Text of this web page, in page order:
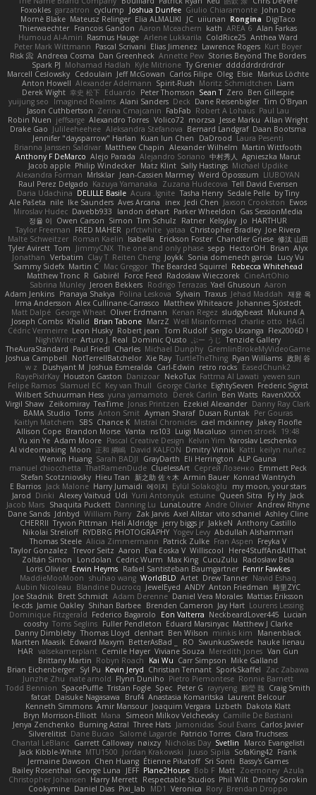
Foxokles garzatron cyclump Joshua Dunfee Giulio Chiaramonte John Doe
Mornè Blake Mateusz Relinger Elia ALMALIKI JC uiiunan Rongina DigiTaco
Thierwaechter Francois Gandon Aaron Mceachern kath AREA 6 Alan Farkas
Humoud Al-Amiri Rasmus Hauge Arlene Lukkarila ColdRice25 Anthea Ward
Peter Mark Wittmann Pascal Scrivani Elias Jimenez Lawrence Rogers Kurt Boyer
Risk 📀 Andreea Cosma Dan Greenheck Annette Pew Stories Beyond The Borders
Spark PJ Mohamad Hadlah Kyle Mitrione Ty Grenier dddddrdrdrdrdr
Marcell Ceslowsky Cedoulain Jeff McGowan Carlos Filipe Oleg Elsie Markus Löchte
Anton Howell Alexander Adelmann Spirit-Rush Moritz Schmidtchen Liam
Derek Wight 幸史 松下 Eduardo Peter Thomson Sean T Zero Ben Gillespie
yuijung seo
Imagined Realms Alani Sanders Deck Dane Reisenbigler Tim O'Bryan
Jason Cuthbertson Zerina Cmajcanin FabFab Robert A Lohaus Paul Lau
Robin Nuen jeffsarge Alexandro Torres Volico72 morzsa Jesse Marku Allan Wright
Drake Gao Julileeheehee Aleksandra Stefanova Bernard Landgraf Daan Bootsma
Jennifer "daysparrow" Harlan Kuan lun Chen DaDrood Laura Pesenti
Brianna Janssen Saldivar Matthew Chapin Alexander Wilhelm Martin Wittfooth
Anthony F DeMarco Alejo Parada Alejandro Soriano 中村秀人
Agnieszka Marut
Jacob apple Philip Windecker Matz Klint Sally Hastings Michael Updike
Alexandra Forman MrIsklar Jean-Cassien Marmey Weird Oposssum LIUBOYAN
Raul Perez Delgado Kazuya Yamanaka Zuzana Hudecova Tell David Evensen
Daria Udachina DELILLE Basile Acura .Ignite Tasha Henry Sedale Pelle by Tiny
Ale Pašeta nile Ike Saunders Aves Arcana inex Jedi Chen Jaxson Crookston Ewos
Miroslav Hudec Davebb933 landon dehart Parker Wheeldon Gas SessionMedia
정율 이 Owen Carson Simon Tim Schulz Ratner KelsyJay Jo HARTHUR
Taylor Freeman FRED MAHER prfctwhite yataa Christopher Bradley Joe Rivera
Malte Schweitzer Roman Kaelin Isabella Erickson Foster Chandler Griese 修汰 山田
Tyler Avirett Tom JimmyCNX The one and only phase sepp HectorOH Brian Alyx
Jonathan Verbatim Clay T Reiten Cheng Joykk Sonia domenech garcia
Lucy Vu
Sammy Sidefx Martin C Mac Greggor The Bearded Squirrel Rebecca Whitehead
Matthew Tronc R Gabirél Force Feed Radosław Wieczorek CineArtOhio
Sabrina Munley Jeroen Bekkers Rodrigo Terrazas Yael Ghusoun Aaron
Adam Jenkins Pranaya Shakya Polina Leskova Sylvain Traxus Jehad Maddah 재윤 옥
Irma Andersson Alex Cullinane-Carrasco Matthew Whiteacre Johannes Sjöstedt
Matt Dalpé George Wheat Oliver Erdmann Kenan Regez sludgybeast Mukund A
Joseph Combs Khalid Brian Tabone MarzZ Well Misinformed charlie otto HAGI
Cédric Vermeirre Leon Husky Robert jean Tom Rudolf Sergio Uscanga Flex2006D !
NightWriter Arturo J. Real Dominic Qusto ぶー うじ
Tenzide Gallery
TheAuraStandard Paul Friedl Charles Michael Dunphy GremlinBrokeMyVideoGame
Joshua Campbell
NotTerrellBatchelor Xie Ray TurtleTheThing Ryan Williams 政則 谷
w z
Dushyant M Joshua Esmeralda Carl-Edwin retro rocks EasedChunk2
RayePixlrKay Houston Gaston Danizoar NekoTux Fattma Al Lawati yewen sun
Felipe Ramos Slamuel EC Key van Thull George Clarke EightySeven Frederic Sigrist
Wilbert Schuurman Hess yuna yamamoto Derek Carlin Ben Watts RavenXXXX
Virgil Shaw Zeikomiray TeaTime Jonas Printzen Ezekiel Alexander Danny Ray Clark
BAMA Studio Toms Anton Smit Ayman Sharaf Dusan Runtak Per Gouras
Kaitlyn Matchem
SBS Chance K Mistral Chronicles cael mckinney Jakey Floofle
Allison Cope Brandon Morse Vanta ns103 Luigi Macaluso simen stroek 19:48
Yu xin Ye Adam Moore Pascal Creative Design Kelvin Yim Yaroslav Leschenko
AI videomaking Moon 正和 綱嶋 David KALFON Dmitry Vinnik Katti keilyn nuñez
Wenxin Huang Sarah BADJI GrayDarth Eli Herrington ALP Gauna
manuel chiocchetta ThatRamenDude CluelessArt Cергей Лозенко Emmett Peck
Stefan Scotzniovsky Hieu Tran 新之助 佐々木 Armin Bauer Konrad Wantrych
E Barrios Jack Malone Harry Jumaidi 에이지 Eylül Solakoğlu
my moon, your stars
Jarod Dinki Alexey Vaitvud Udi Yurii Antonyuk estuine Queen Sitra Fy Hy Jack
Jacob Mars Shaquita Puckett Danning Lu LunaLoutre Andre Olivier Andrew Rhyne
Dane Sands Jdnbyd William Parry Zak Jarvis Axel Allstar vito schaniel Ashley Cline
CHERRII Tryvon Pittman Heli Aldridge jerry biggs jr JakkeN Anthony Castillo
Nikolai Strelioff RYDBRG PHOTOGRAPHY Yogev Levy Abdullah Alshammari
Thomas Steele Alicia Zimmermann Patrick Zulke Fran Aspen Freyka V
Taylor Gonzalez Trevor Seitz Aaron Eva Eoska V Williscool
Here4StuffAndAllThat
Zoltán Simon
Londolan Cedric Wurm Max King CucuZulu
Radosław Bela
Loris Olivier Erwin Heyms Rafael Santisteban Baumgartner Fenrir Fawkes
MaddieMooMoon shuhao wang WorldBLD Artet Drew Tanner Navid Eshaq
Aubin Nicoleau
Blandine Ducrocq JewelEyed ANDY Anton Friedman 時里ZYC
Joe Stadnik Brett Schmidt Adam Derenne Daniel Vera Morales Mattias Eriksson
le-cds Jamie Oakley Shihan Barbee Brenden Cameron Jay Hart Lourens Lessing
Dominique Fitzgerald Federico Bagarolo Eon Valterra NeckbeardLover445 Lucian
cooshy Toms Seglins Fuller Pendleton Eduard Marsinyac Matthew J Clarke
Danny Dimbleby Thomas Lloyd clenhart Ben Wilson minkis kim
Manenblack
Martten Maasik Edward Maxym BetterAsBad _ RO SwunkusSwede hauke lienau
HAR valsekamerplant Cemile Høyer Viviane Souza Meredith Jones Van Gun
Brittany Martin Robyn Roach Kai Wu Carr Simpson Mike Galland
Brian Eichenberger Syl Pu Kevin Jeryd Christian Tennant SporkSkaffel
Zac Zabawa
Junzhe Zhu nate arnold Flynn Duniho Pietro Piemontese Ronnie Barnett
Todd Bennion SpacePuffle Tristan Fogle Spec Peter G rayryeng 鸝瑩 魏 Craig Smith
fatcat Daisuke Nagasawa Bruf4 Anastasia Komaritska Laurent Belcour
Kenneth Simmons Amir Mansour Joaquim Vergara Lizbeth Dakota Klatt
Bryn Morrison-Elliott Mana Simeon Milkov Velchevsky Camille De Bastiani
Jenya Zenchenko Burning Astral Three Hats Jamonidas Soul Evans Carlos Javier
Silverelitist Dane Bucao Salomé Lagarde Patricio Torres Clara Truchsess
Chantal LeBlanc Garrett Calloway nøixzy Nicholas Day Svetlin
Marco Evangelisti
Jack Kibble-White MTU1500 Jordan Krakowski Juuso Sipilä SofaKing42 Frank
Jermaine Dawson Chen Huang Étienne Pikatoff Sri Sonti Bassy's Games
Bailey Rosenthal George Luna JEFF Plane2House Bob F Matt Zoemoney Azula
Christopher Johansen Harry Merrett Respectable Studios Phil Wilt Dmitry Sorokin
Cookymine Daniel Dias Pixi_lab MD1 Veronica Rory Brendan Droppo